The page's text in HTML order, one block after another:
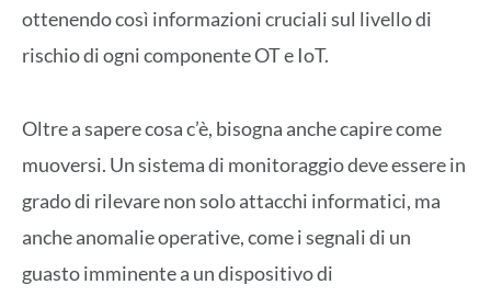
ottenendo così informazioni cruciali sul livello di
rischio di ogni componente OT e IoT.
Oltre a sapere cosa c’è, bisogna anche capire come
muoversi. Un sistema di monitoraggio deve essere in
grado di rilevare non solo attacchi informatici, ma
anche anomalie operative, come i segnali di un
guasto imminente a un dispositivo di